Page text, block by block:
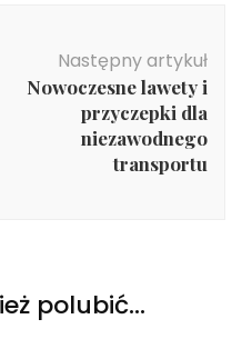
Następny artykuł
Nowoczesne lawety i
przyczepki dla
niezawodnego
transportu
polubić…